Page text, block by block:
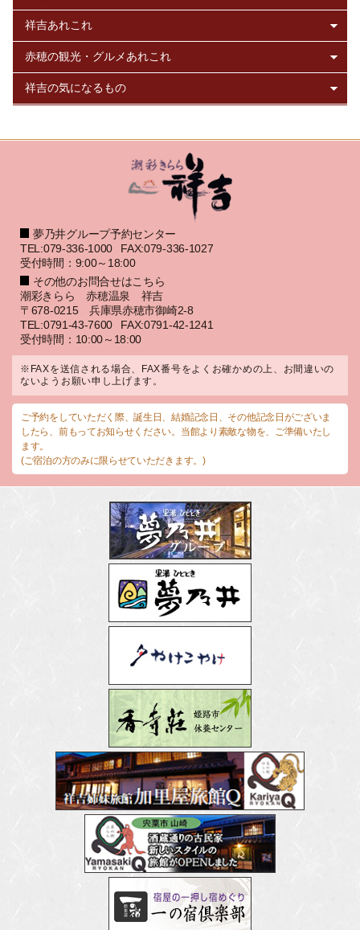
夢乃井グループ予約センター
TEL:079-336-1000
FAX:079-336-1027
受付時間：9:00～18:00
その他のお問合せはこちら
潮彩きらら 赤穂温泉 祥吉
〒678-0215 兵庫県赤穂市御崎2-8
TEL:0791-43-7600
FAX:0791-42-1241
受付時間：10:00～18:00
※FAXを送信される場合、FAX番号をよくお確かめの上、お間違いの
ないようお願い申し上げます。
ご予約をしていただく際、誕生日、結婚記念日、その他記念日がございま
したら、前もってお知らせください。当館より素敵な物を、ご準備いたし
ます。
(ご宿泊の方のみに限らせていただきます。)